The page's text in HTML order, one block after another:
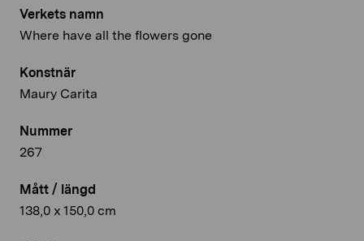
Verkets namn
Where have all the flowers gone
Konstnär
Maury Carita
Nummer
267
Mått / längd
138,0 x 150,0 cm